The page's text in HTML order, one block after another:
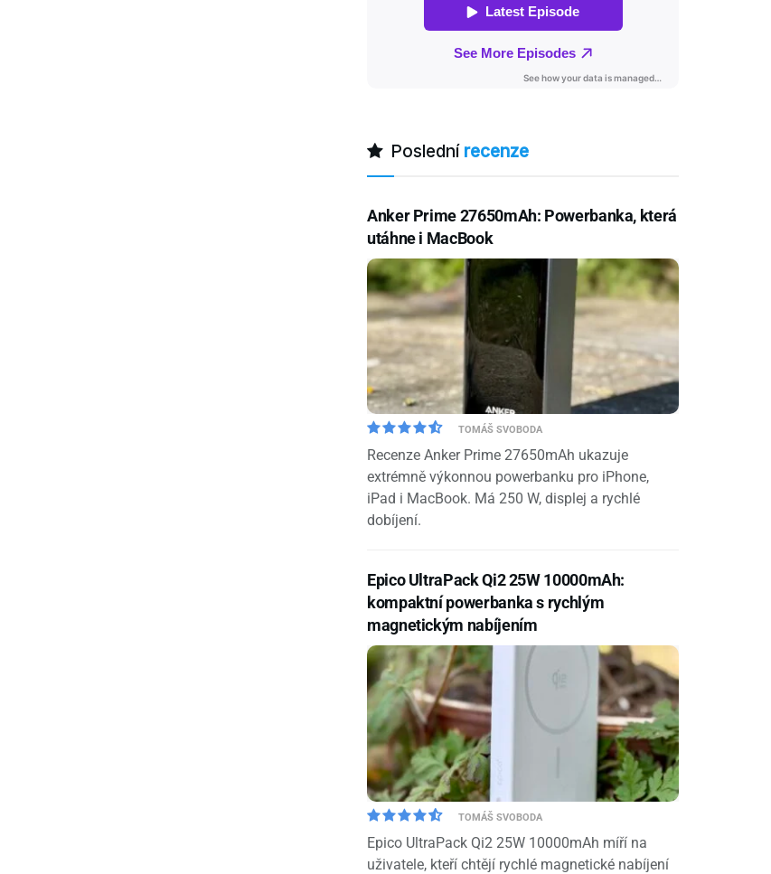
Poslední recenze
Anker Prime 27650mAh: Powerbanka, která
utáhne i MacBook
TOMÁŠ SVOBODA
Recenze Anker Prime 27650mAh ukazuje
extrémně výkonnou powerbanku pro iPhone,
iPad i MacBook. Má 250 W, displej a rychlé
dobíjení.
Epico UltraPack Qi2 25W 10000mAh:
kompaktní powerbanka s rychlým
magnetickým nabíjením
TOMÁŠ SVOBODA
Epico UltraPack Qi2 25W 10000mAh míří na
uživatele, kteří chtějí rychlé magnetické nabíjení